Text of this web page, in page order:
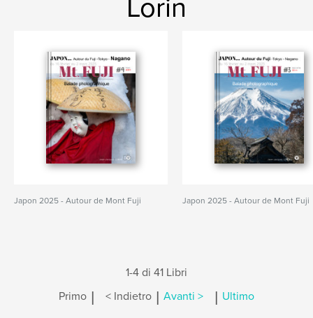
Lorin
Japon 2025 - Autour de Mont Fuji Japon 2025 - Autour de Mont Fuji
1-4 di 41 Libri
Primo | < Indietro | Avanti > | Ultimo